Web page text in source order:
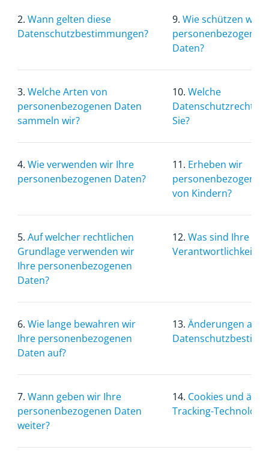
2. Wann gelten diese
Datenschutzbestimmungen?
9. Wie schützen wir
personenbezogenen
Daten?
3. Welche Arten von
personenbezogenen Daten
sammeln wir?
10. Welche
Datenschutzrechte
Sie?
4. Wie verwenden wir Ihre
personenbezogenen Daten?
11. Erheben wir
personenbezogene
von Kindern?
5. Auf welcher rechtlichen
Grundlage verwenden wir
Ihre personenbezogenen
Daten?
12. Was sind Ihre
6. Wie lange bewahren wir
Ihre personenbezogenen
Daten auf?
13. Änderungen an
7. Wann geben wir Ihre
personenbezogenen Daten
weiter?
14. Cookies und
Tracking-